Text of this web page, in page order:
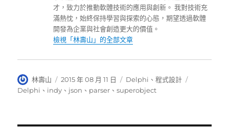
才，致力於推動軟體技術的應用與創新。 我對技術充
滿熱忱，始終保持學習與探索的心態，期望透過軟體
開發為企業與社會創造更大的價值。
檢視「林壽山」的全部文章
作
者
林壽山
發
佈
2015 年 08 月 11 日
分
類
Delphi 、程式設計
Delphi 、 indy 、 json 、 parser 、superobject